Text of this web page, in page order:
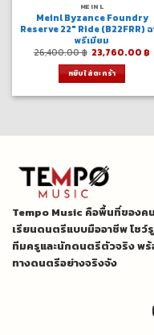
MEINL
Meinl Byzance Foundry
Reserve 22″ Ride (B22FRR)
พรีเมียม
26,400.00฿ Original
price
was:
26,400.00 ฿.
23,760.00 ฿
หยิบใส่ตะกร้า
Tempo Music คือพื้นที่ของค
เรียนดนตรีแบบมืออาชีพ โชว์
ทีมครูและนักดนตรีตัวจริง พ
ทางดนตรีอย่างจริงจัง